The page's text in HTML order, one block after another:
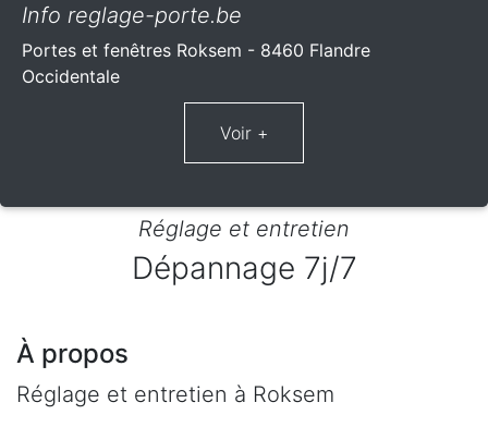
Info reglage-porte.be
Portes et fenêtres Roksem - 8460 Flandre
Occidentale
Réglage et entretien
Dépannage 7j/7
À propos
Réglage et entretien à Roksem